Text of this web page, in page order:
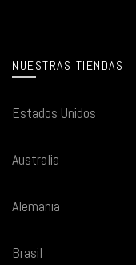
NUESTRAS TIENDAS
Estados Unidos
Australia
Alemania
Brasil